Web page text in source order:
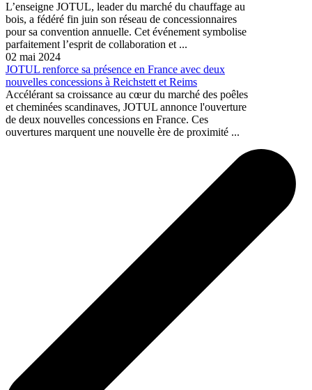
L’enseigne JOTUL, leader du marché du chauffage au
bois, a fédéré fin juin son réseau de concessionnaires
pour sa convention annuelle. Cet événement symbolise
parfaitement l’esprit de collaboration et ...
02 mai 2024
JOTUL renforce sa présence en France avec deux
nouvelles concessions à Reichstett et Reims
Accélérant sa croissance au cœur du marché des poêles
et cheminées scandinaves, JOTUL annonce l'ouverture
de deux nouvelles concessions en France. Ces
ouvertures marquent une nouvelle ère de proximité ...